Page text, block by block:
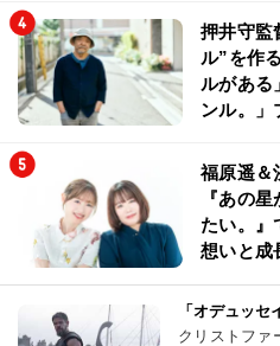
押井守監
ル”を作
ルがある
ンル。」
福原遥＆
『あの
たい。』
想いと成
「オデュッセ
クリストファ